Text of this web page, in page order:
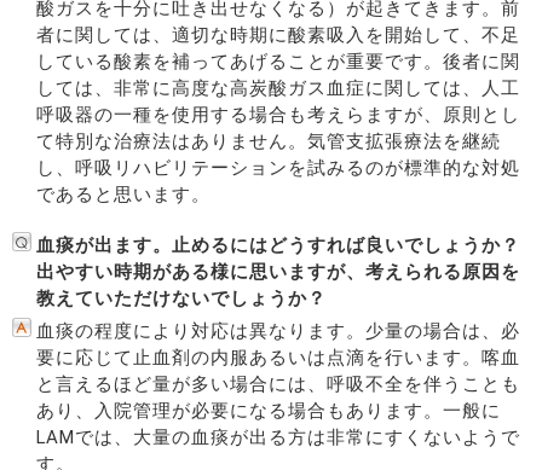
酸ガスを十分に吐き出せなくなる）が起きてきます。前
者に関しては、適切な時期に酸素吸入を開始して、不足
している酸素を補ってあげることが重要です。後者に関
しては、非常に高度な高炭酸ガス血症に関しては、人工
呼吸器の一種を使用する場合も考えらますが、原則とし
て特別な治療法はありません。気管支拡張療法を継続
し、呼吸リハビリテーションを試みるのが標準的な対処
であると思います。
血痰が出ます。止めるにはどうすれば良いでしょうか？
出やすい時期がある様に思いますが、考えられる原因を
教えていただけないでしょうか？
血痰の程度により対応は異なります。少量の場合は、必
要に応じて止血剤の内服あるいは点滴を行います。喀血
と言えるほど量が多い場合には、呼吸不全を伴うことも
あり、入院管理が必要になる場合もあります。一般に
LAMでは、大量の血痰が出る方は非常にすくないようで
す。